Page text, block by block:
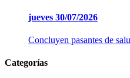
jueves 30/07/2026
Concluyen pasantes de
Categorías